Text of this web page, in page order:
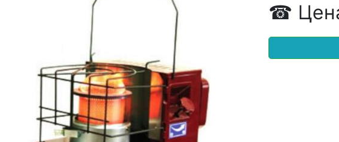
☎